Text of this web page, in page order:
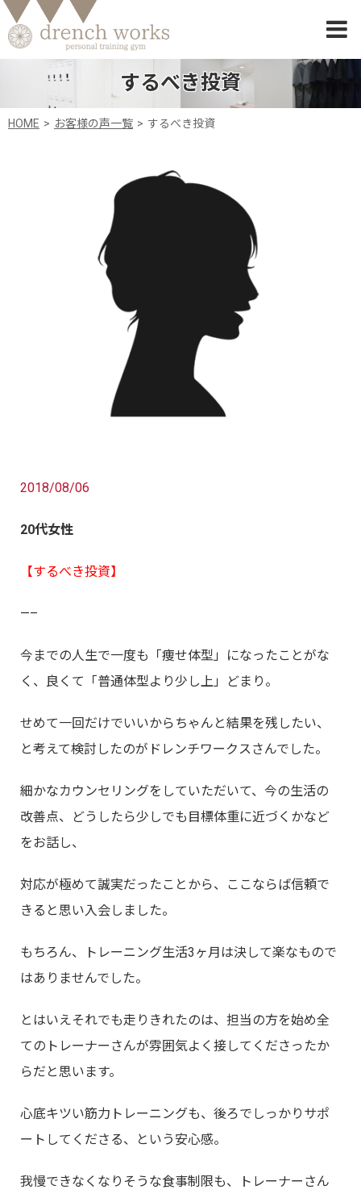
するべき投資
HOME お客様の声一覧 するべき投資
2018/08/06
20代女性
【するべき投資】
—–
今までの人生で一度も「痩せ体型」になったことがな
く、良くて「普通体型より少し上」どまり。
せめて一回だけでいいからちゃんと結果を残したい、
と考えて検討したのがドレンチワークスさんでした。
細かなカウンセリングをしていただいて、今の生活の
改善点、どうしたら少しでも目標体重に近づくかなど
をお話し、
対応が極めて誠実だったことから、ここならば信頼で
きると思い入会しました。
もちろん、トレーニング生活3ヶ月は決して楽なもので
はありませんでした。
とはいえそれでも走りきれたのは、担当の方を始め全
てのトレーナーさんが雰囲気よく接してくださったか
らだと思います。
心底キツい筋力トレーニングも、後ろでしっかりサポ
ートしてくださる、という安心感。
我慢できなくなりそうな食事制限も、トレーナーさん